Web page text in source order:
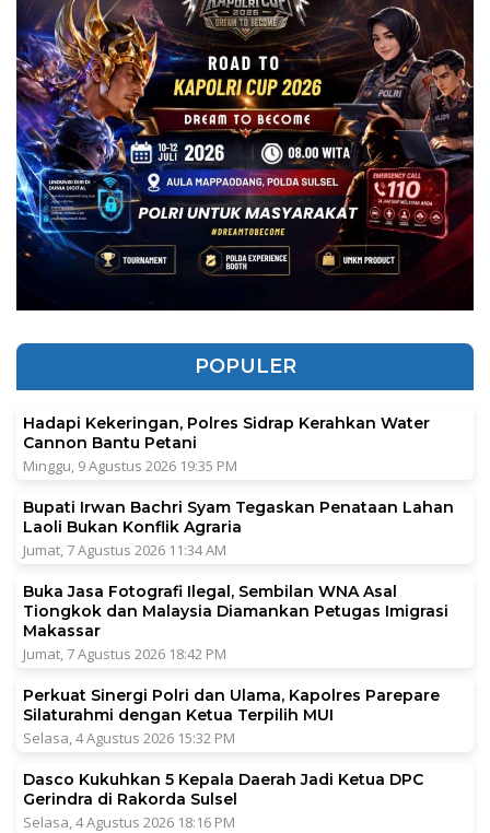
POPULER
Hadapi Kekeringan, Polres Sidrap Kerahkan Water
Cannon Bantu Petani
Minggu, 9 Agustus 2026 19:35 PM
Bupati Irwan Bachri Syam Tegaskan Penataan Lahan
Laoli Bukan Konflik Agraria
Jumat, 7 Agustus 2026 11:34 AM
Buka Jasa Fotografi Ilegal, Sembilan WNA Asal
Tiongkok dan Malaysia Diamankan Petugas Imigrasi
Makassar
Jumat, 7 Agustus 2026 18:42 PM
Perkuat Sinergi Polri dan Ulama, Kapolres Parepare
Silaturahmi dengan Ketua Terpilih MUI
Selasa, 4 Agustus 2026 15:32 PM
Dasco Kukuhkan 5 Kepala Daerah Jadi Ketua DPC
Gerindra di Rakorda Sulsel
Selasa, 4 Agustus 2026 18:16 PM